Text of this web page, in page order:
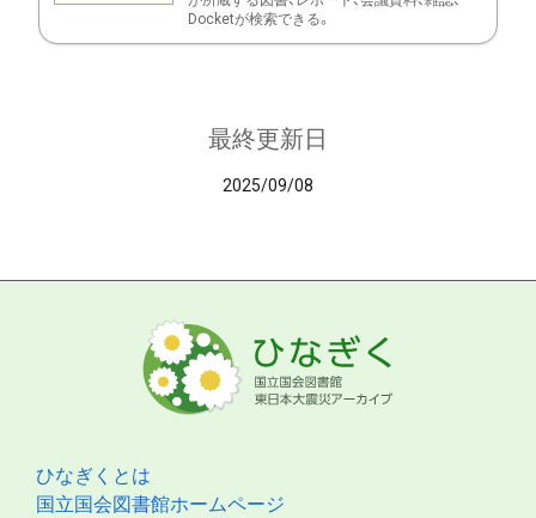
Docketが検索できる。
最終更新日
2025/09/08
ひなぎくとは
国立国会図書館ホームページ